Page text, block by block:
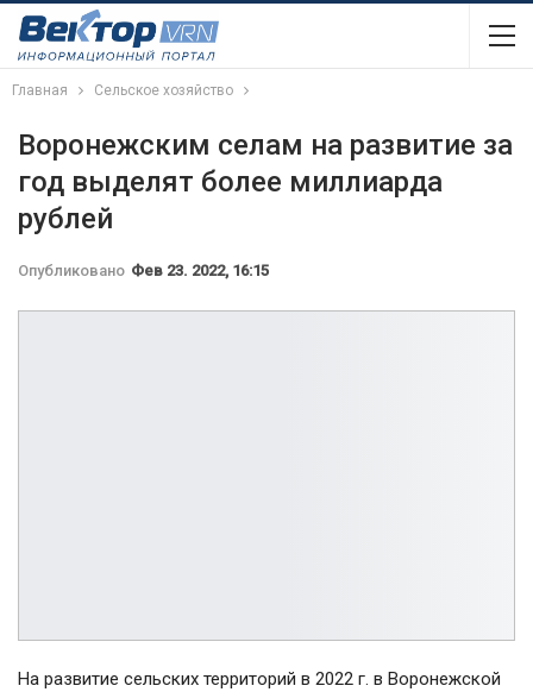
Главная Сельское хозяйство
Воронежским селам на развитие за
год выделят более миллиарда
рублей
Опубликовано Фев 23. 2022, 16:15
На развитие сельских территорий в 2022 г. в Воронежской